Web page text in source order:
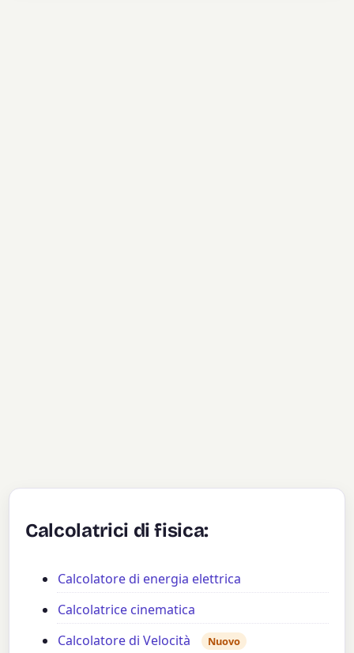
Calcolatrici di fisica:
Calcolatore di energia elettrica
Calcolatrice cinematica
Calcolatore di Velocità
Nuovo